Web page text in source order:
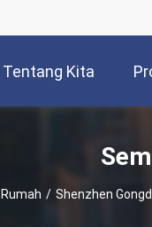
Tentang Kita
Rumah / Shenzhen